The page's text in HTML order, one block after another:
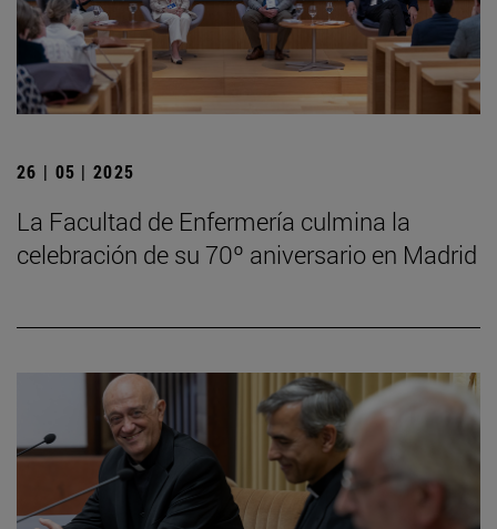
26 | 05 | 2025
La Facultad de Enfermería culmina la
celebración de su 70º aniversario en Madrid